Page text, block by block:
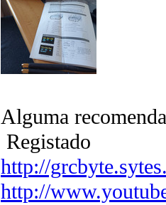
Alguma
Registado
http://
http://